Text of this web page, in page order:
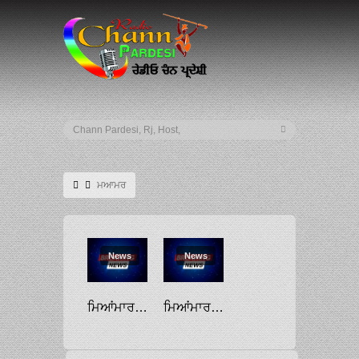
ਮਆਮਰ
News
ਮਿਆਂਮਾਰ ਦੀ ਅਦਾਲਤ ਨੇ ਸੂ ਕੀ ਨੂੰ ਭ੍ਰਿਸ਼ਟਾਚਾਰ ਦੇ ਦੋਸ਼ਾਂ ’ਚ ਦਿੱਤੀ ਸਜ਼ਾ, ਹੁਣ 26 ਸਾਲ ਤੱਕ ਜੇਲ੍ਹ ’ਚ ਰਹੇਗੀ
News
ਮਿਆਂਮਾਰ ਦੇ ਮਯਾਵਾਡੀ ਇਲਾਕੇ ਵਿੱਚੋਂ 32 ਭਾਰਤੀਆਂ ਨੂੰ ਬਚਾਇਆ